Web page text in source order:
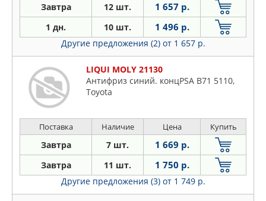
Завтра 12 шт. 1 657 р.
1 дн. 10 шт. 1 496 р.
Другие предложения (2) от 1 657 р.
LIQUI MOLY 21130
Антифриз синий. концPSA B71 5110,
Toyota
Поставка Наличие Цена Купить
Завтра 7 шт. 1 669 р.
Завтра 11 шт. 1 750 р.
Другие предложения (3) от 1 749 р.